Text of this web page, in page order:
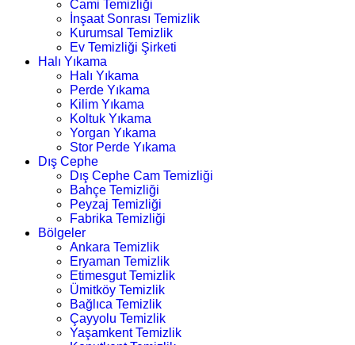
Cami Temizliği
İnşaat Sonrası Temizlik
Kurumsal Temizlik
Ev Temizliği Şirketi
Halı Yıkama
Halı Yıkama
Perde Yıkama
Kilim Yıkama
Koltuk Yıkama
Yorgan Yıkama
Stor Perde Yıkama
Dış Cephe
Dış Cephe Cam Temizliği
Bahçe Temizliği
Peyzaj Temizliği
Fabrika Temizliği
Bölgeler
Ankara Temizlik
Eryaman Temizlik
Etimesgut Temizlik
Ümitköy Temizlik
Bağlıca Temizlik
Çayyolu Temizlik
Yaşamkent Temizlik